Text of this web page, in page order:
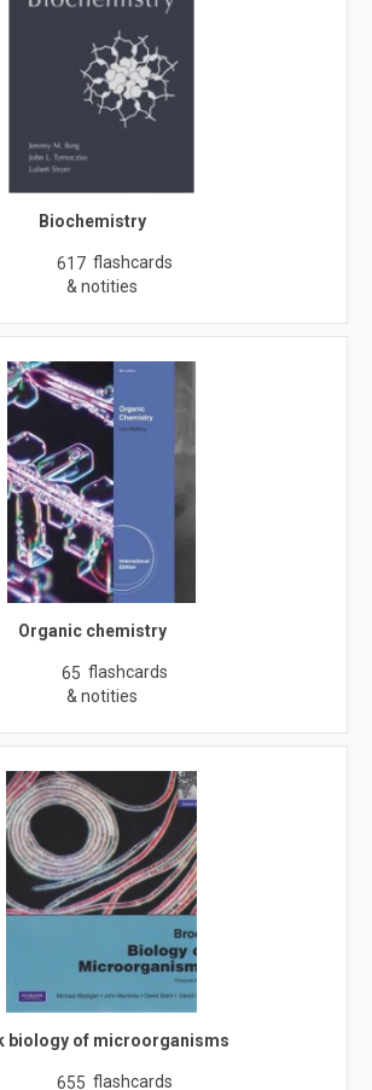
Biochemistry
617 flashcards
& notities
Organic chemistry
65 flashcards
& notities
biology of microorganisms
655 flashcards